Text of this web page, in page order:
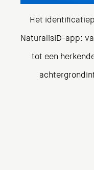
Het
NaturalisID-app:
tot een